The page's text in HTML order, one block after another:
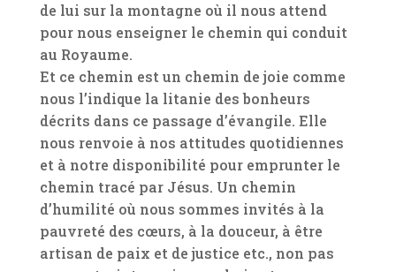
de lui sur la montagne où il nous attend
pour nous enseigner le chemin qui conduit
au Royaume.
Et ce chemin est un chemin de joie comme
nous l’indique la litanie des bonheurs
décrits dans ce passage d’évangile. Elle
nous renvoie à nos attitudes quotidiennes
et à notre disponibilité pour emprunter le
chemin tracé par Jésus. Un chemin
d’humilité où nous sommes invités à la
pauvreté des cœurs, à la douceur, à être
artisan de paix et de justice etc., non pas